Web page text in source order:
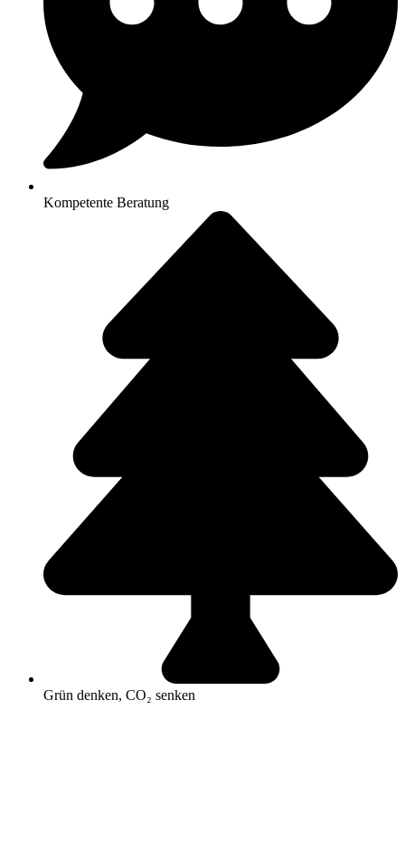
Kompetente Beratung
Grün denken, CO₂ senken